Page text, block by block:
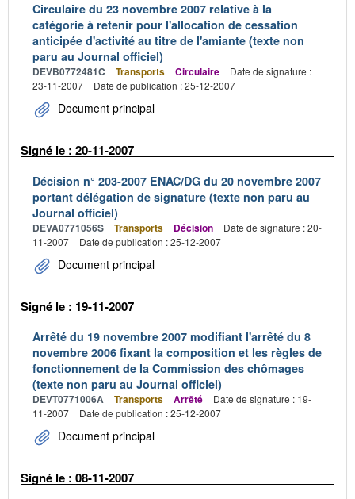
Circulaire du 23 novembre 2007 relative à la
catégorie à retenir pour l'allocation de cessation
anticipée d'activité au titre de l'amiante (texte non
paru au Journal officiel)
DEVB0772481C Transports Circulaire
Date de signature :
23-11-2007
Date de publication : 25-12-2007
Document principal
Signé le : 20-11-2007
Décision n° 203-2007 ENAC/DG du 20 novembre 2007
portant délégation de signature (texte non paru au
Journal officiel)
DEVA0771056S Transports Décision
Date de signature : 20-
11-2007
Date de publication : 25-12-2007
Document principal
Signé le : 19-11-2007
Arrêté du 19 novembre 2007 modifiant l'arrêté du 8
novembre 2006 fixant la composition et les règles de
fonctionnement de la Commission des chômages
(texte non paru au Journal officiel)
DEVT0771006A Transports Arrêté
Date de signature : 19-
11-2007
Date de publication : 25-12-2007
Document principal
Signé le : 08-11-2007